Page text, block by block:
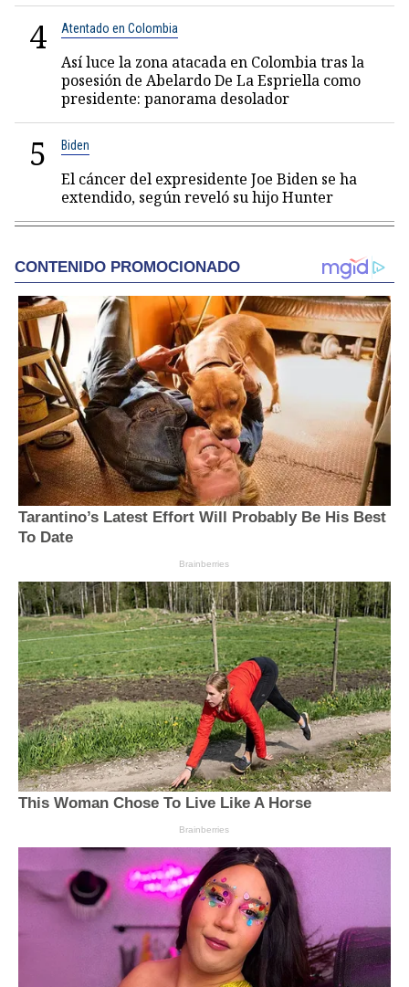
4 Atentado en Colombia
Así luce la zona atacada en Colombia tras la
posesión de Abelardo De La Espriella como
presidente: panorama desolador
5 Biden
El cáncer del expresidente Joe Biden se ha
extendido, según reveló su hijo Hunter